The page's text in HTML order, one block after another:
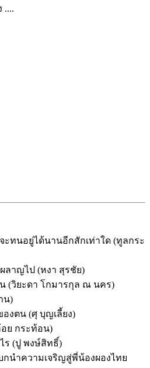
....
ทนอยู่ได้นานอีกสักเท่าใด (ทูลกระ
ลาญไป (หงา สุรชัย)
(วิยะดา โกมารกุล ณ นคร)
น)
งตน (ศุ บุญเลี้ยง)
อย กระท้อน)
ร (ปู พงษ์สิทธิ์)
กนำความเจริญสู่พี่น้องผองไทย